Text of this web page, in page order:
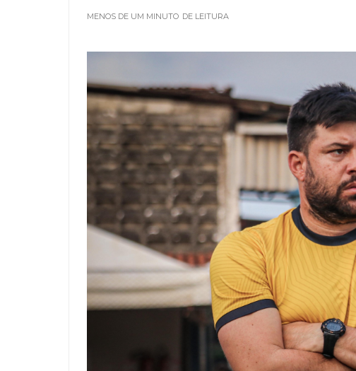
MENOS DE UM MINUTO DE LEITURA